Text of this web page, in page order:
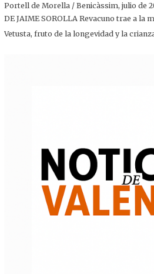
J
U
I
Portell de Morella / Benicàssim, julio de
DE JAIME SOROLLA Revacuno trae a la
Vetusta, fruto de la longevidad y la